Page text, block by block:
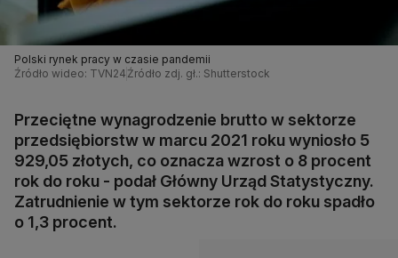
Polski rynek pracy w czasie pandemii
Źródło wideo: TVN24 Źródło zdj. gł.: Shutterstock
Przeciętne wynagrodzenie brutto w sektorze
przedsiębiorstw w marcu 2021 roku wyniosło 5
929,05 złotych, co oznacza wzrost o 8 procent
rok do roku - podał Główny Urząd Statystyczny.
Zatrudnienie w tym sektorze rok do roku spadło
o 1,3 procent.